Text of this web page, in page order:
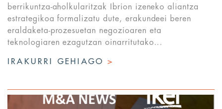
berrikuntza-aholkularitzak Ibrion izeneko aliantza
estrategikoa formalizatu dute, erakundeei beren
eraldaketa-prozesuetan negozioaren eta
teknologiaren ezagutzan oinarritutako...
IRAKURRI GEHIAGO>